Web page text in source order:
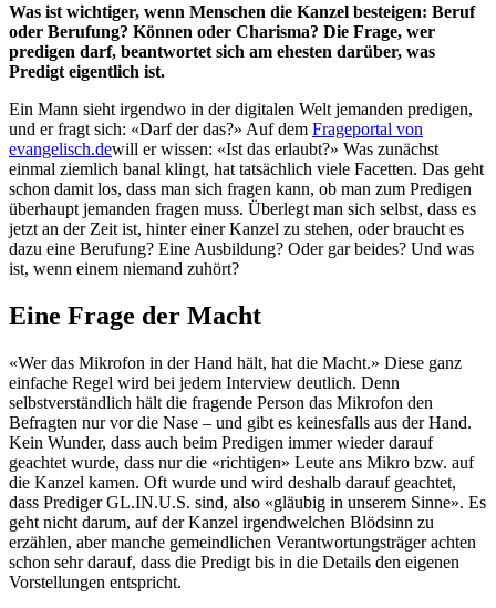
Was ist wichtiger, wenn Menschen die Kanzel besteigen: Beruf
oder Berufung? Können oder Charisma? Die Frage, wer
predigen darf, beantwortet sich am ehesten darüber, was
Predigt eigentlich ist.
Ein Mann sieht irgendwo in der digitalen Welt jemanden predigen,
und er fragt sich: «Darf der das?» Auf dem Frageportal von
evangelisch.dewill er wissen: «Ist das erlaubt?» Was zunächst
einmal ziemlich banal klingt, hat tatsächlich viele Facetten. Das geht
schon damit los, dass man sich fragen kann, ob man zum Predigen
überhaupt jemanden fragen muss. Überlegt man sich selbst, dass es
jetzt an der Zeit ist, hinter einer Kanzel zu stehen, oder braucht es
dazu eine Berufung? Eine Ausbildung? Oder gar beides? Und was
ist, wenn einem niemand zuhört?
Eine Frage der Macht
«Wer das Mikrofon in der Hand hält, hat die Macht.» Diese ganz
einfache Regel wird bei jedem Interview deutlich. Denn
selbstverständlich hält die fragende Person das Mikrofon den
Befragten nur vor die Nase – und gibt es keinesfalls aus der Hand.
Kein Wunder, dass auch beim Predigen immer wieder darauf
geachtet wurde, dass nur die «richtigen» Leute ans Mikro bzw. auf
die Kanzel kamen. Oft wurde und wird deshalb darauf geachtet,
dass Prediger GL.IN.U.S. sind, also «gläubig in unserem Sinne». Es
geht nicht darum, auf der Kanzel irgendwelchen Blödsinn zu
erzählen, aber manche gemeindlichen Verantwortungsträger achten
schon sehr darauf, dass die Predigt bis in die Details den eigenen
Vorstellungen entspricht.